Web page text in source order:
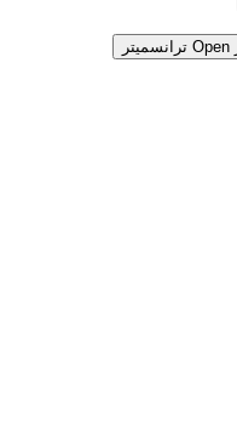
Open ترانسمیتر